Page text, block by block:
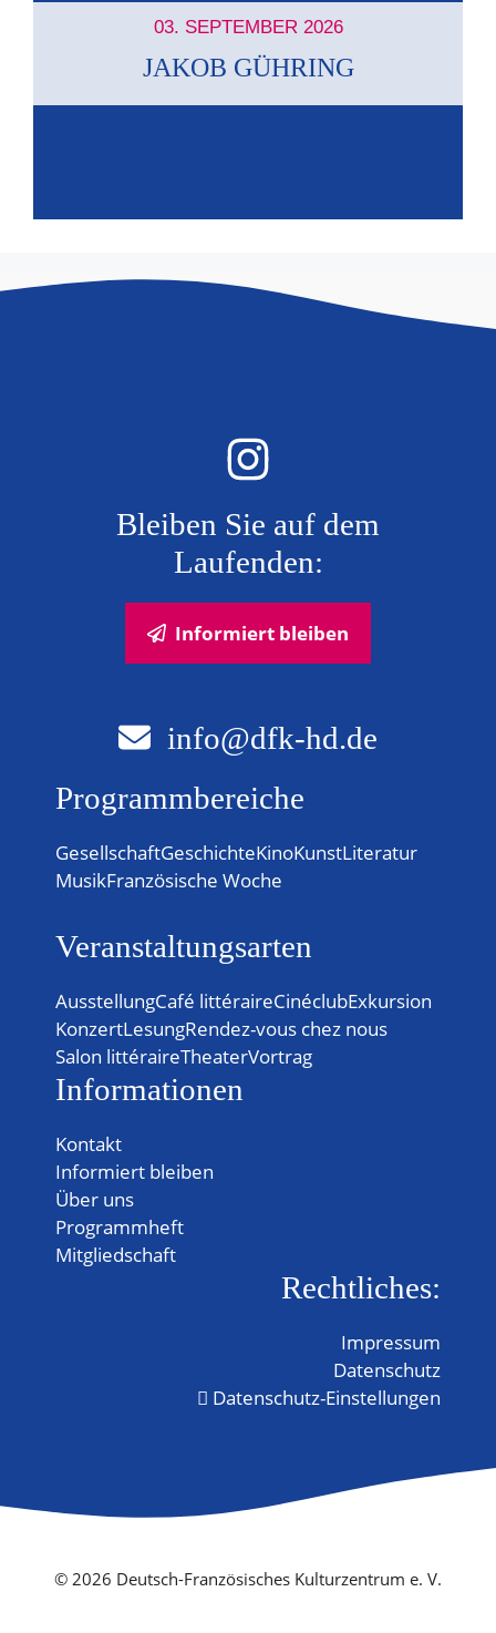
03. SEPTEMBER 2026
JAKOB GÜHRING
Bleiben Sie auf dem
Laufenden:
Informiert bleiben
info@dfk-hd.de
Programmbereiche
GesellschaftGeschichteKinoKunstLiteratur
MusikFranzösische Woche
Veranstaltungsarten
AusstellungCafé littéraireCinéclubExkursion
KonzertLesungRendez-vous chez nous
Salon littéraireTheaterVortrag
Informationen
Kontakt
Informiert bleiben
Über uns
Programmheft
Mitgliedschaft
Rechtliches:
Impressum
Datenschutz
Datenschutz-Einstellungen
© 2026 Deutsch-Französisches Kulturzentrum e. V.